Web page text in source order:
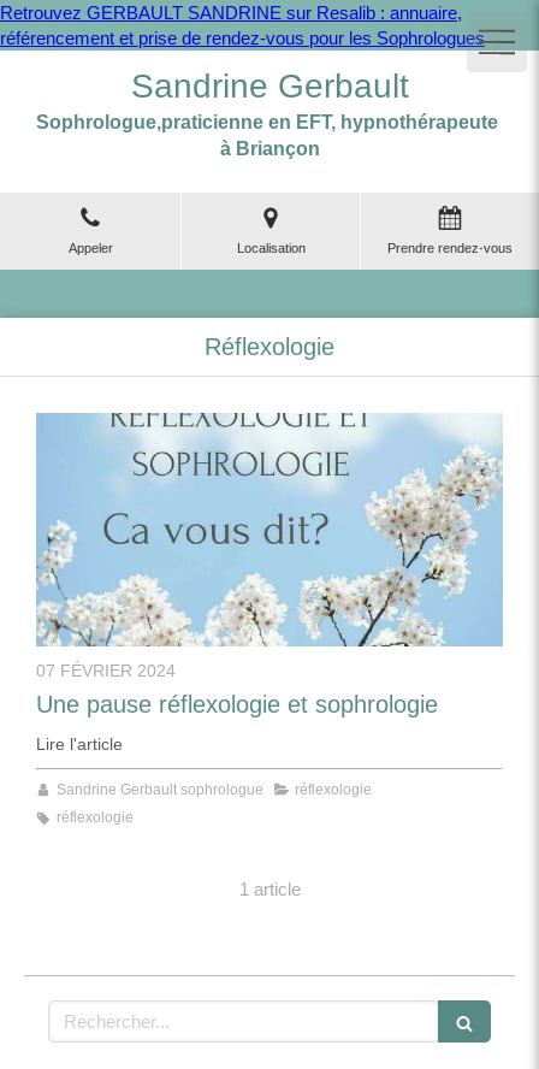
Retrouvez GERBAULT SANDRINE sur Resalib : annuaire,
référencement et prise de rendez-vous pour les Sophrologues
Sandrine Gerbault
Sophrologue,praticienne en EFT, hypnothérapeute
à Briançon
Appeler Localisation Prendre rendez-vous
Réflexologie
07 FÉVRIER 2024
Une pause réflexologie et sophrologie
Lire l'article
Sandrine Gerbault sophrologue
réflexologie
réflexologie
1 article
Rechercher